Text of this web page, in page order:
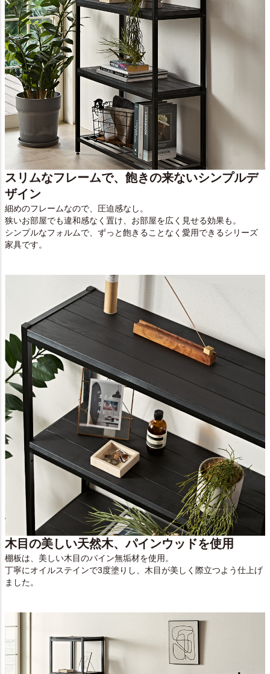
スリムなフレームで、飽きの来ないシンプルデ
ザイン
細めのフレームなので、圧迫感なし。
狭いお部屋でも違和感なく置け、お部屋を広く見せる効果も。
シンプルなフォルムで、ずっと飽きることなく愛用できるシリーズ
家具です。
木目の美しい天然木、パインウッドを使用
棚板は、美しい木目のパイン無垢材を使用。
丁寧にオイルステインで3度塗りし、木目が美しく際立つよう仕上げ
ました。